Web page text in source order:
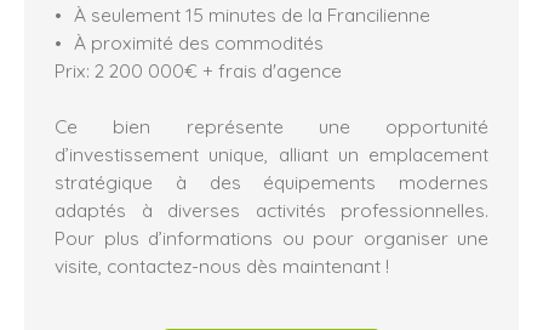
À seulement 15 minutes de la Francilienne
À proximité des commodités
Prix: 2 200 000€ + frais d'agence
Ce bien représente une opportunité
d’investissement unique, alliant un emplacement
stratégique à des équipements modernes
adaptés à diverses activités professionnelles.
Pour plus d’informations ou pour organiser une
visite, contactez-nous dès maintenant !